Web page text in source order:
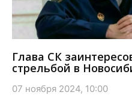
Глава СК
стрельбой в
07 ноября 2024, 10:00